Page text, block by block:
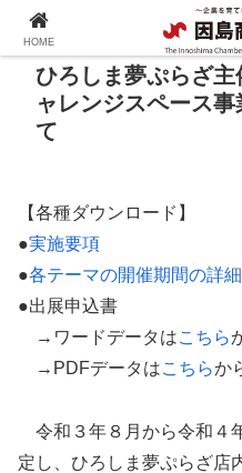
ひろしま夢ぷらざ
ャレンジスペース
て
【各種ダウンロード】
●実施要項
●各テーマの開催期間の詳細
●出展申込書
→ワードデータはこちら
→PDFデータはこちらか
令和３年８月から令和４
定し、ひろしま夢ぷらざ店
HOME